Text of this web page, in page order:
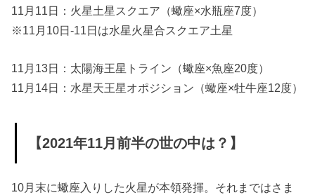
11月11日：火星土星スクエア（蠍座×水瓶座7度）
※11月10日-11日は水星火星合スクエア土星
11月13日：太陽海王星トライン（蠍座×魚座20度）
11月14日：水星天王星オポジション（蠍座×牡牛座12度）
【2021年11月前半の世の中は？】
10月末に蠍座入りした火星が本領発揮。それまではさま